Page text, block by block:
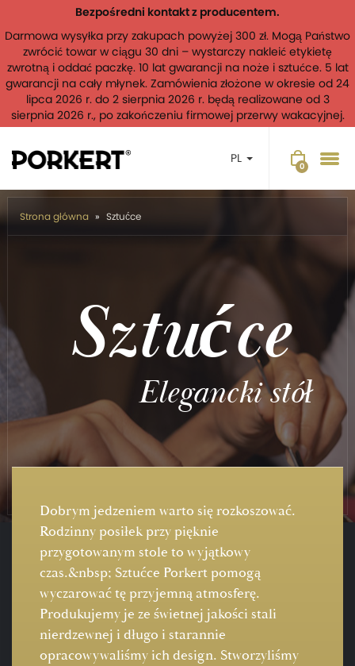
Bezpośredni kontakt z producentem.
Darmowa wysyłka przy zakupach powyżej 300 zł. Mogą Państwo
zwrócić towar w ciągu 30 dni – wystarczy nakleić etykietę
zwrotną i oddać paczkę. 10 lat gwarancji na noże i sztućce. 5 lat
gwarancji na cały młynek. Zamówienia złożone w okresie od 24
lipca 2026 r. do 2 sierpnia 2026 r. będą realizowane od 3
sierpnia 2026 r., po zakończeniu firmowej przerwy wakacyjnej.
PL
Strona główna Sztućce
Sztućce
Elegancki stół
Dobrym jedzeniem warto się rozkoszować.
Rodzinny posiłek przy pięknie
przygotowanym stole to wyjątkowy
czas.&nbsp; Sztućce Porkert pomogą
wyczarować tę przyjemną atmosferę.
Produkujemy je ze świetnej jakości stali
nierdzewnej i długo i starannie
opracowywaliśmy ich design. Stworzyliśmy